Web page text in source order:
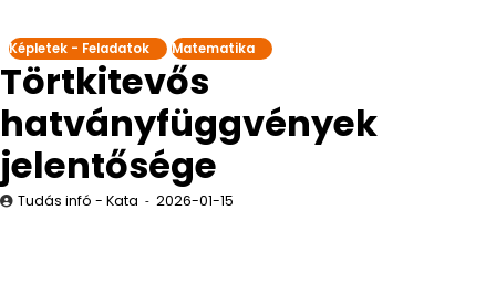
Képletek - Feladatok Matematika
Törtkitevős
hatványfüggvények
jelentősége
Tudás infó - Kata 2026-01-15